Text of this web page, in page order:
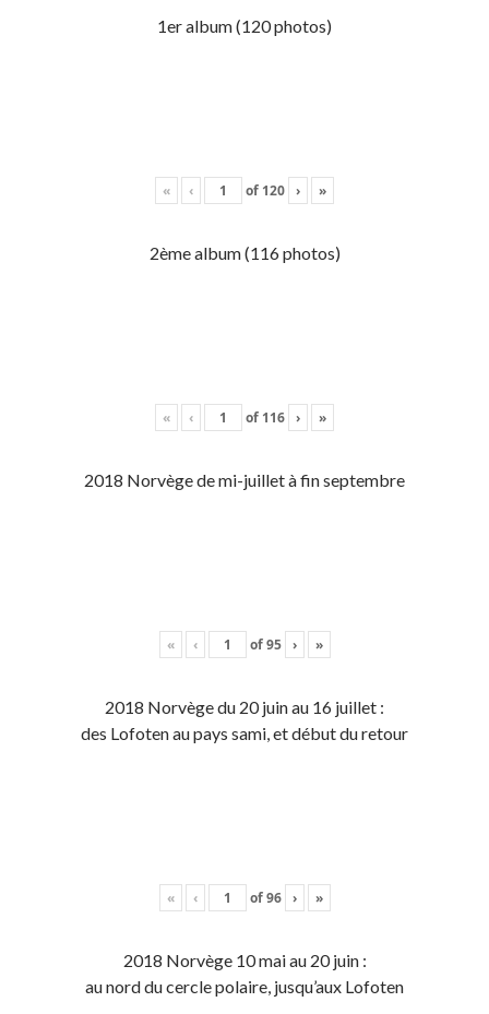
1er album (120 photos)
« ‹ of 120 › »
2ème album (116 photos)
« ‹ of 116 › »
2018 Norvège de mi-juillet à fin septembre
« ‹ of95 › »
2018 Norvège du 20 juin au 16 juillet :
des Lofoten au pays sami, et début du retour
« ‹ of96 › »
2018 Norvège 10 mai au 20 juin :
au nord du cercle polaire, jusqu’aux Lofoten